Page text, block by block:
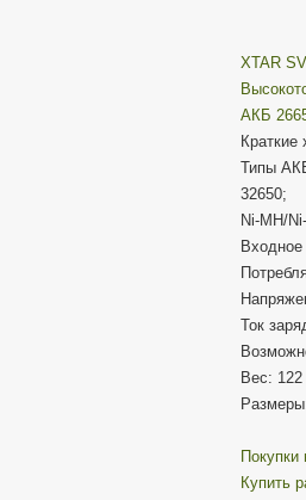
XTAR
АКБ
Краткие
Типы
32650;
Ni-MH/
Ток
Вес: 122
Покупки
Купить